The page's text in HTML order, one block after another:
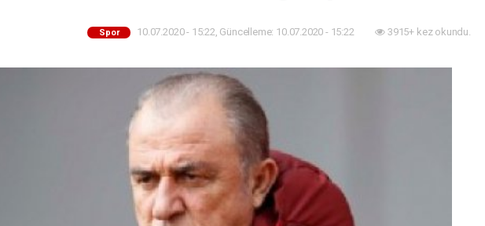
Spor 10.07.2020 - 15:22, Güncelleme: 10.07.2020 - 15:22 3915+ kez okundu.